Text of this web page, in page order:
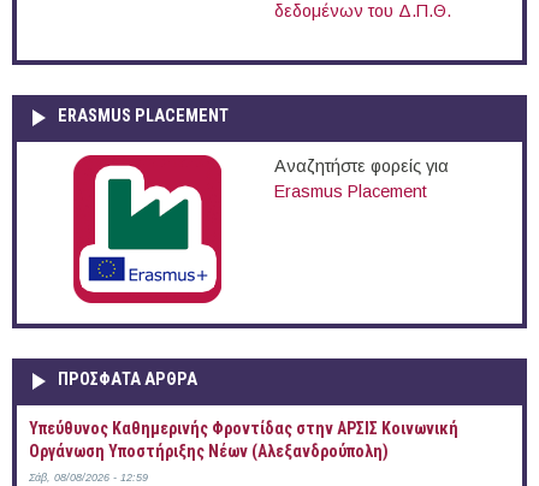
δεδομένων του Δ.Π.Θ.
ERASMUS PLACEMENT
Αναζητήστε φορείς για
Erasmus Placement
ΠΡOΣΦΑΤΑ AΡΘΡΑ
Yπεύθυνος Καθημερινής Φροντίδας στην ΑΡΣΙΣ Κοινωνική
Οργάνωση Υποστήριξης Νέων (Αλεξανδρούπολη)
Σάβ, 08/08/2026 - 12:59